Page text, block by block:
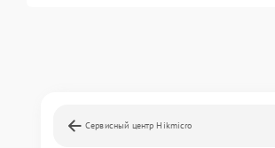
Сервисный центр Hikmicro